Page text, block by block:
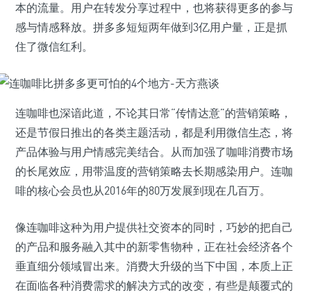
本的流量。用户在转发分享过程中，也将获得更多的参与
感与情感释放。拼多多短短两年做到3亿用户量，正是抓
住了微信红利。
连咖啡也深谙此道，不论其日常“传情达意”的营销策略，
还是节假日推出的各类主题活动，都是利用微信生态，将
产品体验与用户情感完美结合。从而加强了咖啡消费市场
的长尾效应，用带温度的营销策略去长期感染用户。连咖
啡的核心会员也从2016年的80万发展到现在几百万。
像连咖啡这种为用户提供社交资本的同时，巧妙的把自己
的产品和服务融入其中的新零售物种，正在社会经济各个
垂直细分领域冒出来。消费大升级的当下中国，本质上正
在面临各种消费需求的解决方式的改变，有些是颠覆式的